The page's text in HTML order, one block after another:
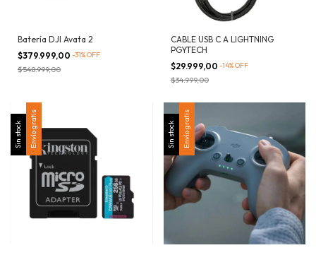
Batería DJI Avata 2
$379.999,00 -31%OFF
$548.999,00
CABLE USB C A LIGHTNING
PGYTECH
$29.999,00 -14%OFF
$34.999,00
Sin stock Envío gratis Sin stock Envío gratis